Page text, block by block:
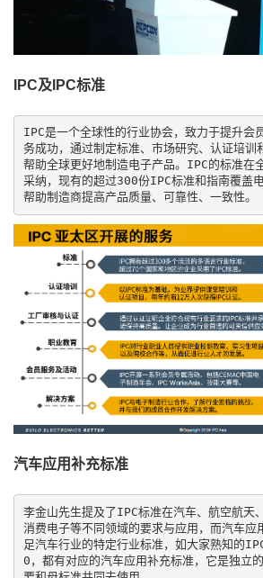
IPC及IPC标准
IPC是一个全球性的行业协会，致力于提升会
务成功，通过制定标准、市场研究、认证培训
帮助全球更好地制造电子产品。IPC的标准在
采纳，现有的超过300份IPC标准和指南覆盖电
汽车应用补充标准
李金山先生提及了IPC标准在汽车、航空航天
消费电子等不同领域的要求与应用，而汽车应
足汽车行业的特定行业标准，如大家熟知的
0，都有对应的汽车应用补充标准，它是独立